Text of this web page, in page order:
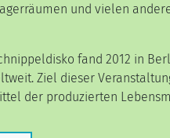
und vielen
fand 2012 in
Ziel dieser
der produzierten